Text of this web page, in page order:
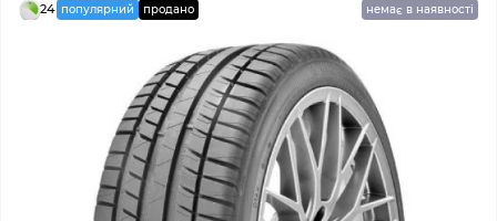
24 популярний продано немає в наявності